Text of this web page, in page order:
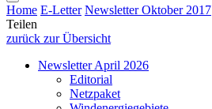
Home E-Letter Newsletter Oktober 2017
Teilen
zurück zur Übersicht
Newsletter April 2026
Editorial
Netzpaket